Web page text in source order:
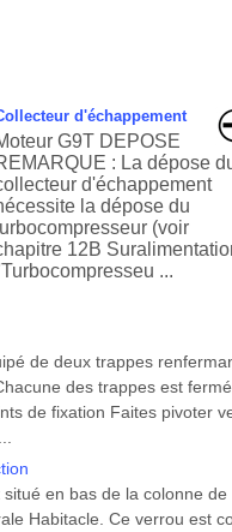
d'échappement
G9T DEPOSE
: La dépose
d'échappement
la dépose du
(voir
12B
...
de deux trappes
des trappes est
de fixation Faites pivoter
en bas de la colonne de
Habitacle. Ce verrou est